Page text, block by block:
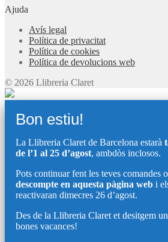
Ajuda
Avís legal
Política de privacitat
Política de cookies
Política de devolucions web
© 2026 Llibreria Claret
Bon estiu!
La Llibreria Claret de Barcelona estarà
de l’1 al 25 d’agost, ambdòs inclosos.
Pots continuar fent les teves comandes
descompte en aquesta pàgina web i
reactivaran dimecres 26 d’agost.
Des de la Llibreria Claret et desitgem
bones vacances!